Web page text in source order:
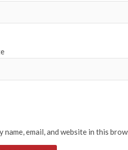
name, email, and website in this